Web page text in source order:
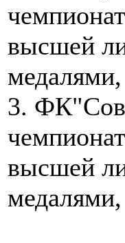
высшей
3.
высшей